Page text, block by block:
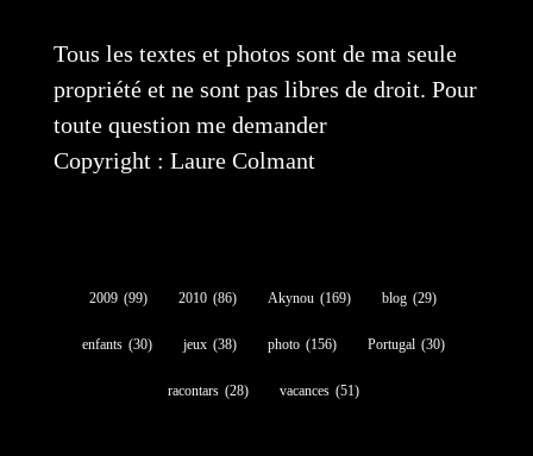
Tous les textes et photos sont de ma seule
propriété et ne sont pas libres de droit. Pour
toute question me demander
Copyright : Laure Colmant
2009 (99) 2010 (86) Akynou (169) blog (29)
enfants (30) jeux (38) photo (156) Portugal (30)
racontars (28) vacances (51)